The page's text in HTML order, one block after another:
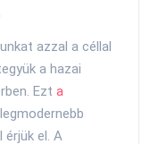
azzal a céllal
a hazai
Ezt a
érjük el. A